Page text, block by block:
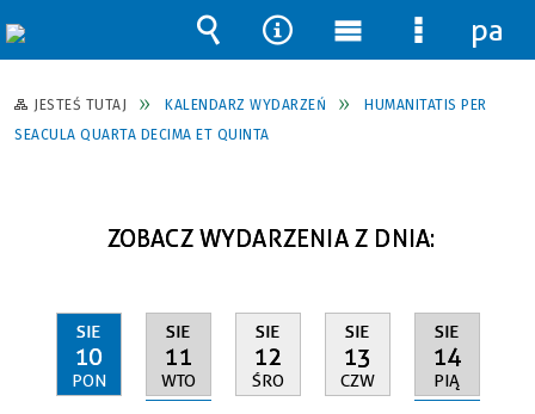
JESTEŚ TUTAJ KALENDARZ WYDARZEŃ
HUMANITATIS PER
SEACULA QUARTA DECIMA ET QUINTA
ZOBACZ WYDARZENIA Z DNIA:
SIE
10
PON
SIE
11
WTO
SIE
12
ŚRO
SIE
13
CZW
SIE
14
PIĄ
Wyszukiwarka
Narzędzia
Menu
główne
Menu